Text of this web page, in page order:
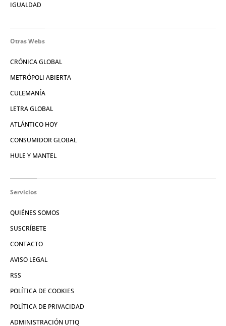
IGUALDAD
Otras Webs
CRÓNICA GLOBAL
METRÓPOLI ABIERTA
CULEMANÍA
LETRA GLOBAL
ATLÁNTICO HOY
CONSUMIDOR GLOBAL
HULE Y MANTEL
Servicios
QUIÉNES SOMOS
SUSCRÍBETE
CONTACTO
AVISO LEGAL
RSS
POLÍTICA DE COOKIES
POLÍTICA DE PRIVACIDAD
ADMINISTRACIÓN UTIQ